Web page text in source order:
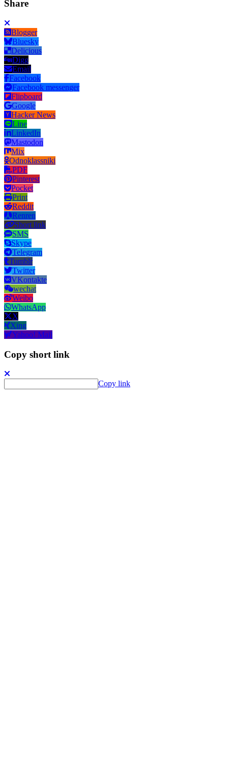
Share
Blogger
Bluesky
Delicious
Digg
Email
Facebook
Facebook messenger
Flipboard
Google
Hacker News
Line
LinkedIn
Mastodon
Mix
Odnoklassniki
PDF
Pinterest
Pocket
Print
Reddit
Renren
Short link
SMS
Skype
Telegram
Tumblr
Twitter
VKontakte
wechat
Weibo
WhatsApp
X
Xing
Yahoo! Mail
Copy short link
Copy link